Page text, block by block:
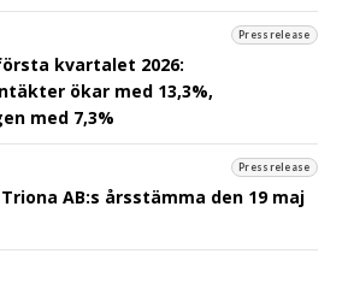
Pressrelease
kvartalet 2026:
ökar med 13,3%,
med 7,3%
Pressrelease
AB:s årsstämma den 19 maj